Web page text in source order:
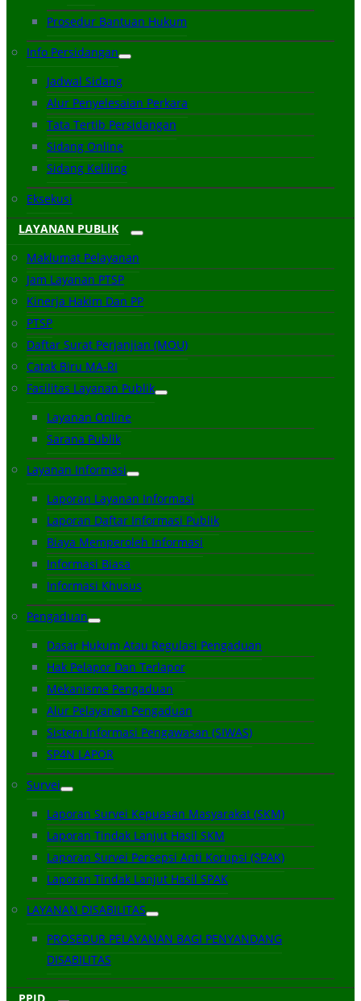
Prosedur Bantuan Hukum
Info Persidangan
Jadwal Sidang
Alur Penyelesaian Perkara
Tata Tertib Persidangan
Sidang Online
Sidang Keliling
Eksekusi
LAYANAN PUBLIK
Maklumat Pelayanan
Jam Layanan PTSP
Kinerja Hakim Dan PP
PTSP
Daftar Surat Perjanjian (MOU)
Catak Biru MA-RI
Fasilitas Layanan Publik
Layanan Online
Sarana Publik
Layanan Informasi
Laporan Layanan Informasi
Laporan Daftar Informasi Publik
Biaya Memperoleh Informasi
Informasi Biasa
Informasi Khusus
Pengaduan
Dasar Hukum Atau Regulasi Pengaduan
Hak Pelapor Dan Terlapor
Mekanisme Pengaduan
Alur Pelayanan Pengaduan
Sistem Informasi Pengawasan (SIWAS)
SP4N LAPOR
Survei
Laporan Survei Kepuasan Masyarakat (SKM)
Laporan Tindak Lanjut Hasil SKM
Laporan Survei Persepsi Anti Korupsi (SPAK)
Laporan Tindak Lanjut Hasil SPAK
LAYANAN DISABILITAS
PROSEDUR PELAYANAN BAGI PENYANDANG
DISABILITAS